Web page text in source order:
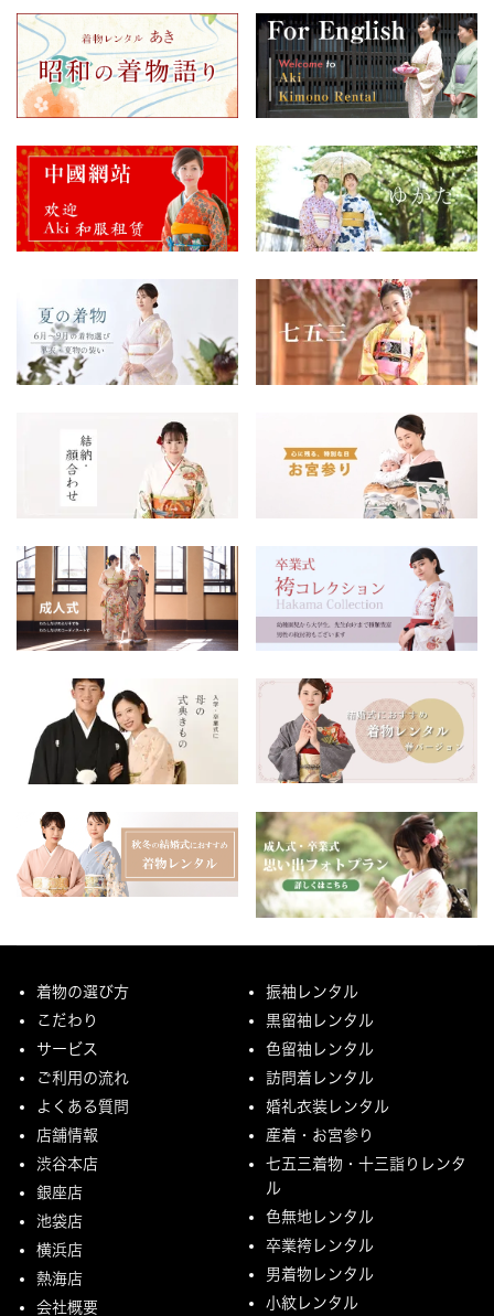
着物の選び方
こだわり
サービス
ご利用の流れ
よくある質問
店舗情報
渋谷本店
銀座店
池袋店
横浜店
熱海店
会社概要
振袖レンタル
黒留袖レンタル
色留袖レンタル
訪問着レンタル
婚礼衣装レンタル
産着・お宮参り
七五三着物・十三詣りレンタ
ル
色無地レンタル
卒業袴レンタル
男着物レンタル
小紋レンタル